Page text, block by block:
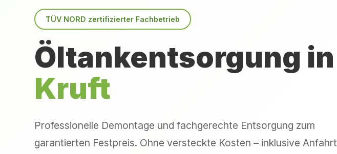
TÜV NORD zertifizierter Fachbetrieb
Öltankentsorgung in
Kruft
Professionelle Demontage und fachgerechte Entsorgung zum
garantierten Festpreis. Ohne versteckte Kosten – inklusive Anfahrt